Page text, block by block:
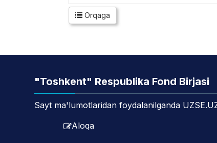
Orqaga
"Toshkent" Respublika Fond Birjasi
Sayt ma'lumotlaridan foydalanilganda
Aloqa